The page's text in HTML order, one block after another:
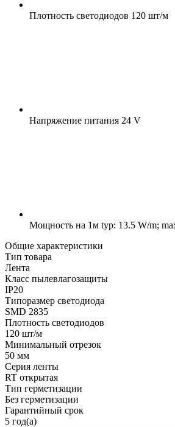
Плотность светодиодов 120 шт/м
Напряжение питания 24 V
Мощность на 1м typ: 13.5 W/m;
Общие характеристики
Тип товара
Лента
Класс пылевлагозащиты
IP20
Типоразмер светодиода
SMD 2835
Плотность светодиодов
120 шт/м
Минимальный отрезок
50 мм
Серия ленты
RT открытая
Тип герметизации
Без герметизации
Гарантийный срок
5 год(а)